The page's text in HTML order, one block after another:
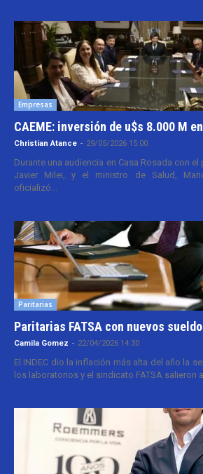
Empresas
CAEME: inversión de u$s 8.000 M
Christian Atance - 29/05/2026 15:00
Durante una audiencia en Casa Rosada con
Javier Milei, y el ministro de Salud,
oficializó...
Paritarias
Paritarias FATSA con nuevos
Camila Gomez - 22/04/2026 14:30
El INDEC dio la inflación más alta del año la
los laboratorios y el sindicato FATSA salieron